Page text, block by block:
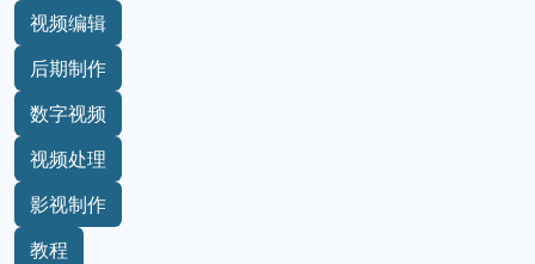
视频编辑
后期制作
数字视频
视频处理
影视制作
教程